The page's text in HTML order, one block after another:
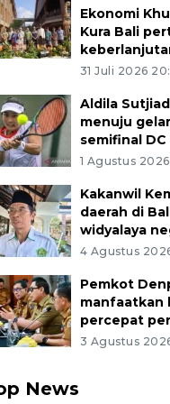
Ekonomi
Kura Bali
31 Juli 2026
Aldila
menuju
semifinal DC
1 Agustus
Kakanwil
daerah di
widyalaya
4 Agustus
Pemkot
manfaatkan
percepat
3 Agustus
News